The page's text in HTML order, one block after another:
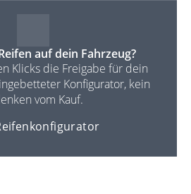
auf dein Fahrzeug?
Klicks die Freigabe für dein
Konfigurator, kein
vom Kauf.